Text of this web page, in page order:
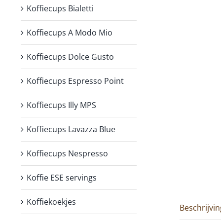
Koffiecups Bialetti
Koffiecups A Modo Mio
Koffiecups Dolce Gusto
Koffiecups Espresso Point
Koffiecups Illy MPS
Koffiecups Lavazza Blue
Koffiecups Nespresso
Koffie ESE servings
Koffiekoekjes